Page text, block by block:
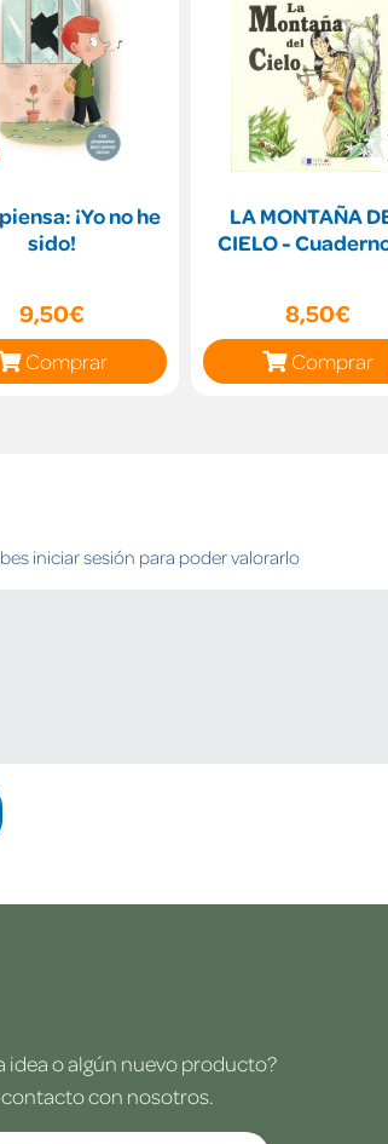
¡Yo no he
sido!
9,50€
Comprar
LA MONTAÑA
CIELO - Cuaderno
8,50€
Comprar
iniciar sesión para poder valorarlo
idea o algún nuevo producto?
contacto con nosotros.